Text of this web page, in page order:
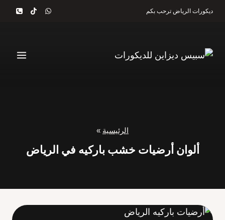
التجاوزديكورات الرياض ترحب بكم
الرئيسية »
ألوان أرضيات خشب باركيه في الرياض